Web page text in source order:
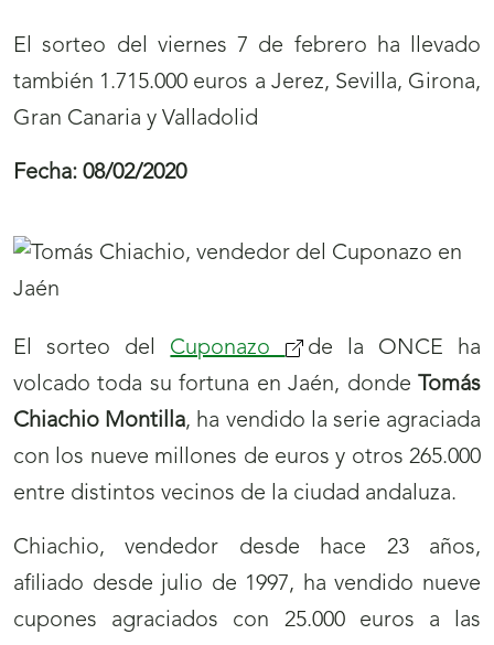
El sorteo del viernes 7 de febrero ha llevado
también 1.715.000 euros a Jerez, Sevilla, Girona,
Gran Canaria y Valladolid
Fecha: 08/02/2020
El sorteo del Cuponazo
de la ONCE ha
volcado toda su fortuna en Jaén, donde Tomás
Chiachio Montilla, ha vendido la serie agraciada
con los nueve millones de euros y otros 265.000
entre distintos vecinos de la ciudad andaluza.
Chiachio, vendedor desde hace 23 años,
afiliado desde julio de 1997, ha vendido nueve
cupones agraciados con 25.000 euros a las